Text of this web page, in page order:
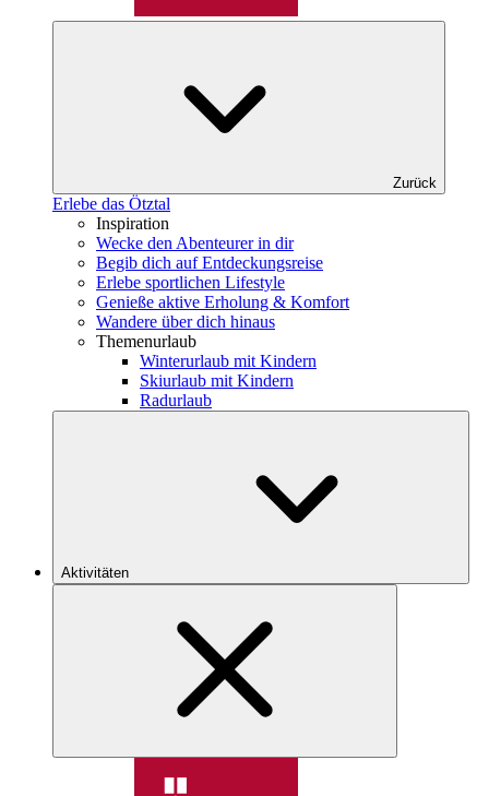
Zurück
Erlebe das Ötztal
Inspiration
Wecke den Abenteurer in dir
Begib dich auf Entdeckungsreise
Erlebe sportlichen Lifestyle
Genieße aktive Erholung & Komfort
Wandere über dich hinaus
Themenurlaub
Winterurlaub mit Kindern
Skiurlaub mit Kindern
Radurlaub
Aktivitäten